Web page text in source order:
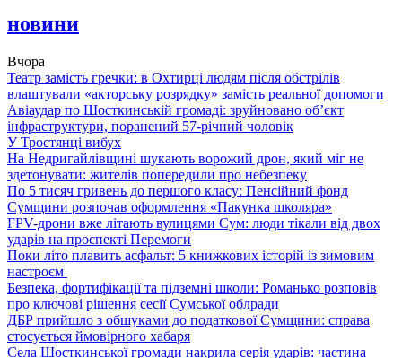
новини
Вчора
Театр замість гречки: в Охтирці людям після обстрілів
влаштували «акторську розрядку» замість реальної допомоги
Авіаудар по Шосткинській громаді: зруйновано об’єкт
інфраструктури, поранений 57-річний чоловік
У Тростянці вибух
На Недригайлівщині шукають ворожий дрон, який міг не
здетонувати: жителів попередили про небезпеку
По 5 тисяч гривень до першого класу: Пенсійний фонд
Сумщини розпочав оформлення «Пакунка школяра»
FPV-дрони вже літають вулицями Сум: люди тікали від двох
ударів на проспекті Перемоги
Поки літо плавить асфальт: 5 книжкових історій із зимовим
настроєм
Безпека, фортифікації та підземні школи: Романько розповів
про ключові рішення сесії Сумської облради
ДБР прийшло з обшуками до податкової Сумщини: справа
стосується ймовірного хабаря
Села Шосткинської громади накрила серія ударів: частина